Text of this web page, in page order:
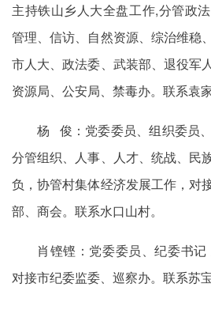
主持铁山乡人大全盘工作,分管政
管理、信访、自然资源、综治维稳
市人大、政法委、武装部、退役军
资源局、公安局、禁毒办。联系袁家
杨 俊：党委委员、组织委员
分管组织、人事、人才、统战、民
负，协管村集体经济发展工作，对
部、商会。联系水口山村。
肖铿铿：党委委员、纪委书记
对接市纪委监委、巡察办。联系苏宝